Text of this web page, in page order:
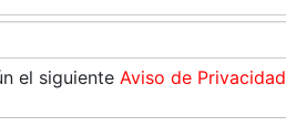
el siguiente Aviso de Privacidad